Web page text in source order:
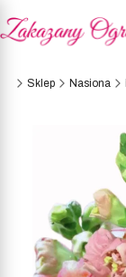
Sklep Nasiona